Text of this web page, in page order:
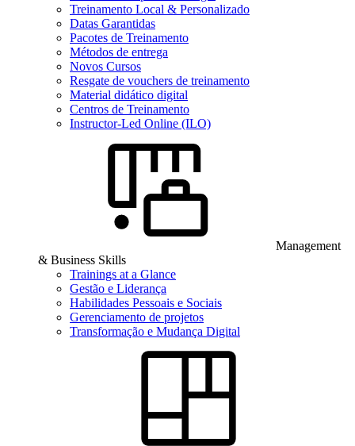
Treinamento Local & Personalizado
Datas Garantidas
Pacotes de Treinamento
Métodos de entrega
Novos Cursos
Resgate de vouchers de treinamento
Material didático digital
Centros de Treinamento
Instructor-Led Online (ILO)
Management
& Business Skills
Trainings at a Glance
Gestão e Liderança
Habilidades Pessoais e Sociais
Gerenciamento de projetos
Transformação e Mudança Digital